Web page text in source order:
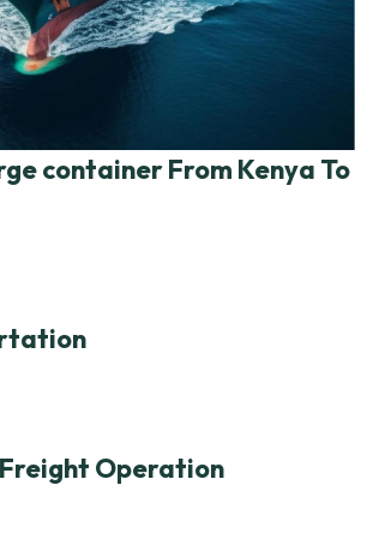
container From Kenya To
Operation